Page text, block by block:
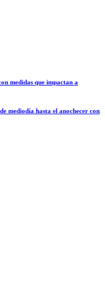
medidas que impactan a
mediodía hasta el anochecer con